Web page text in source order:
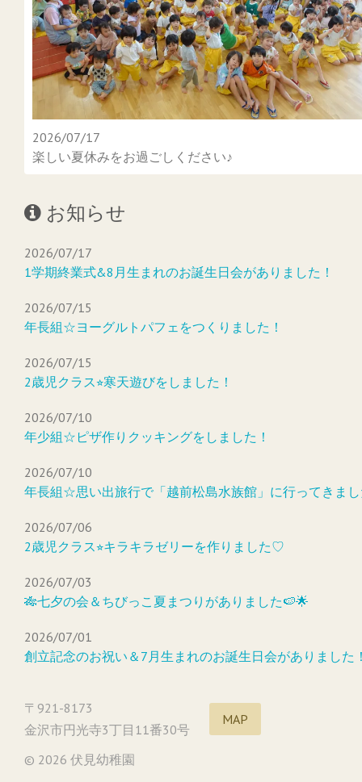
2026/07/17
楽しい夏休みをお過ごしください♪
お知らせ
2026/07/17
1学期終業式&8月生まれのお誕生日会がありました！
2026/07/15
年長組☆ヨーグルトパフェをつくりました！
2026/07/15
2歳児クラス⭐︎寒天遊びをしました！
2026/07/10
年少組☆ピザ作りクッキングをしました！
2026/07/10
年長組☆思い出旅行で「越前松島水族館」に行ってきま
2026/07/06
2歳児クラス⭐︎キラキラゼリーを作りました♡
2026/07/03
🎋七夕の会＆ちびっこ夏まつりがありました🍉🌟
2026/07/01
創立記念のお祝い＆7月生まれのお誕生日会がありました
〒921-8173
金沢市円光寺3丁目11番30号
MAP
© 2026 伏見幼稚園